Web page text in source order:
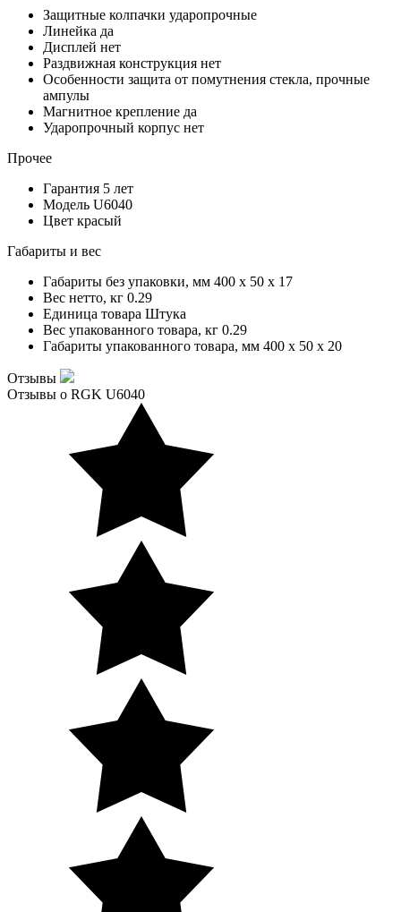
Защитные колпачки ударопрочные
Линейка да
Дисплей нет
Раздвижная конструкция нет
Особенности защита от помутнения стекла, прочные
ампулы
Магнитное крепление да
Ударопрочный корпус нет
Прочее
Гарантия 5 лет
Модель U6040
Цвет красый
Габариты и вес
Габариты без упаковки, мм 400 x 50 x 17
Вес нетто, кг 0.29
Единица товара Штука
Вес упакованного товара, кг 0.29
Габариты упакованного товара, мм 400 x 50 x 20
Отзывы
Отзывы о RGK U6040